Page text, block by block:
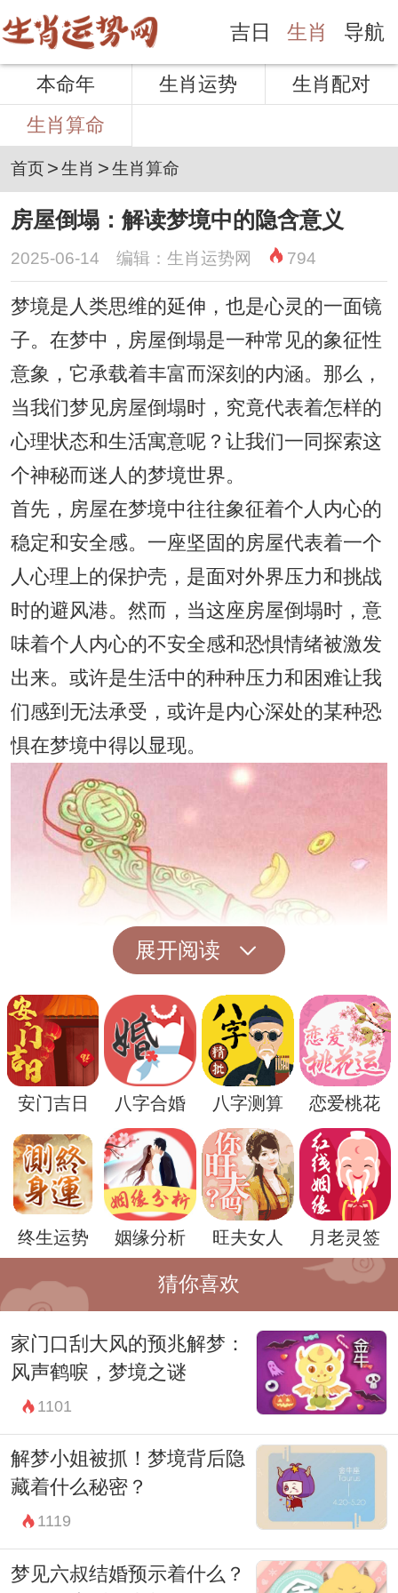
吉日 生肖 导航
本命年 生肖运势
生肖配对
生肖算命
首页>生肖 >生肖算命
房屋倒塌：解读梦境中的隐含意义
2025-06-14 编辑：生肖运势网 794
梦境是人类思维的延伸，也是心灵的一面镜
子。在梦中，房屋倒塌是一种常见的象征性
意象，它承载着丰富而深刻的内涵。那么，
当我们梦见房屋倒塌时，究竟代表着怎样的
心理状态和生活寓意呢？让我们一同探索这
个神秘而迷人的梦境世界。
首先，房屋在梦境中往往象征着个人内心的
稳定和安全感。一座坚固的房屋代表着一个
人心理上的保护壳，是面对外界压力和挑战
时的避风港。然而，当这座房屋倒塌时，意
味着个人内心的不安全感和恐惧情绪被激发
出来。或许是生活中的种种压力和困难让我
们感到无法承受，或许是内心深处的某种恐
惧在梦境中得以显现。
其次，房屋倒塌还可能暗示着个人生活中的
重大变革或转变。在梦境中，房屋的倒塌往
往伴随着一种突然而剧烈的变化，这种变化
可能是人生中一段重要关系的结束，一项重
要计划的失败，或者是一种生活状态的彻底
颠覆。梦境中的房屋倒塌，有时是内心在暗
示我们，需要勇敢面对生活中的变数和挑
战，重新审视自己的生活方向和目标。
此外，房屋倒塌还可能反映出个人内心的自
我认知和自我价值观的崩溃。在梦境中，房
屋往往代表着个人的内心世界和自我意识。
当这座房屋倒塌时，意味着个人内心的固有
秩序和信念体系受到了严重的冲击，自我认
知和自尊心也随之受到了影响。这种梦境可
能是心理上的一种警示，提醒我们需要重新
审视自己的内心世界，重建内心的稳定和坚
固。
展开阅读
安门吉日 八字合婚 八字测算 恋爱桃花
终生运势 姻缘分析 旺夫女人 月老灵签
猜你喜欢
家门口刮大风的预兆解梦：
风声鹤唳，梦境之谜
1101
解梦小姐被抓！梦境背后隐
藏着什么秘密？
1119
梦见六叔结婚预示着什么？